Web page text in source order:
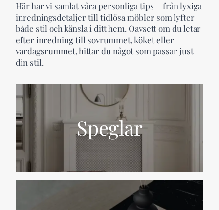
Speglar
Här har vi samlat våra personliga tips – från lyxiga
inredningsdetaljer till tidlösa möbler som lyfter
både stil och känsla i ditt hem. Oavsett om du letar
efter inredning till sovrummet, köket eller
vardagsrummet, hittar du något som passar just
din stil.